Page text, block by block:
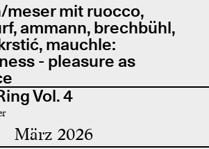
mit ruocco,
ammann, brechbühl,
mauchle:
- pleasure as
Vol. 4
März 2026